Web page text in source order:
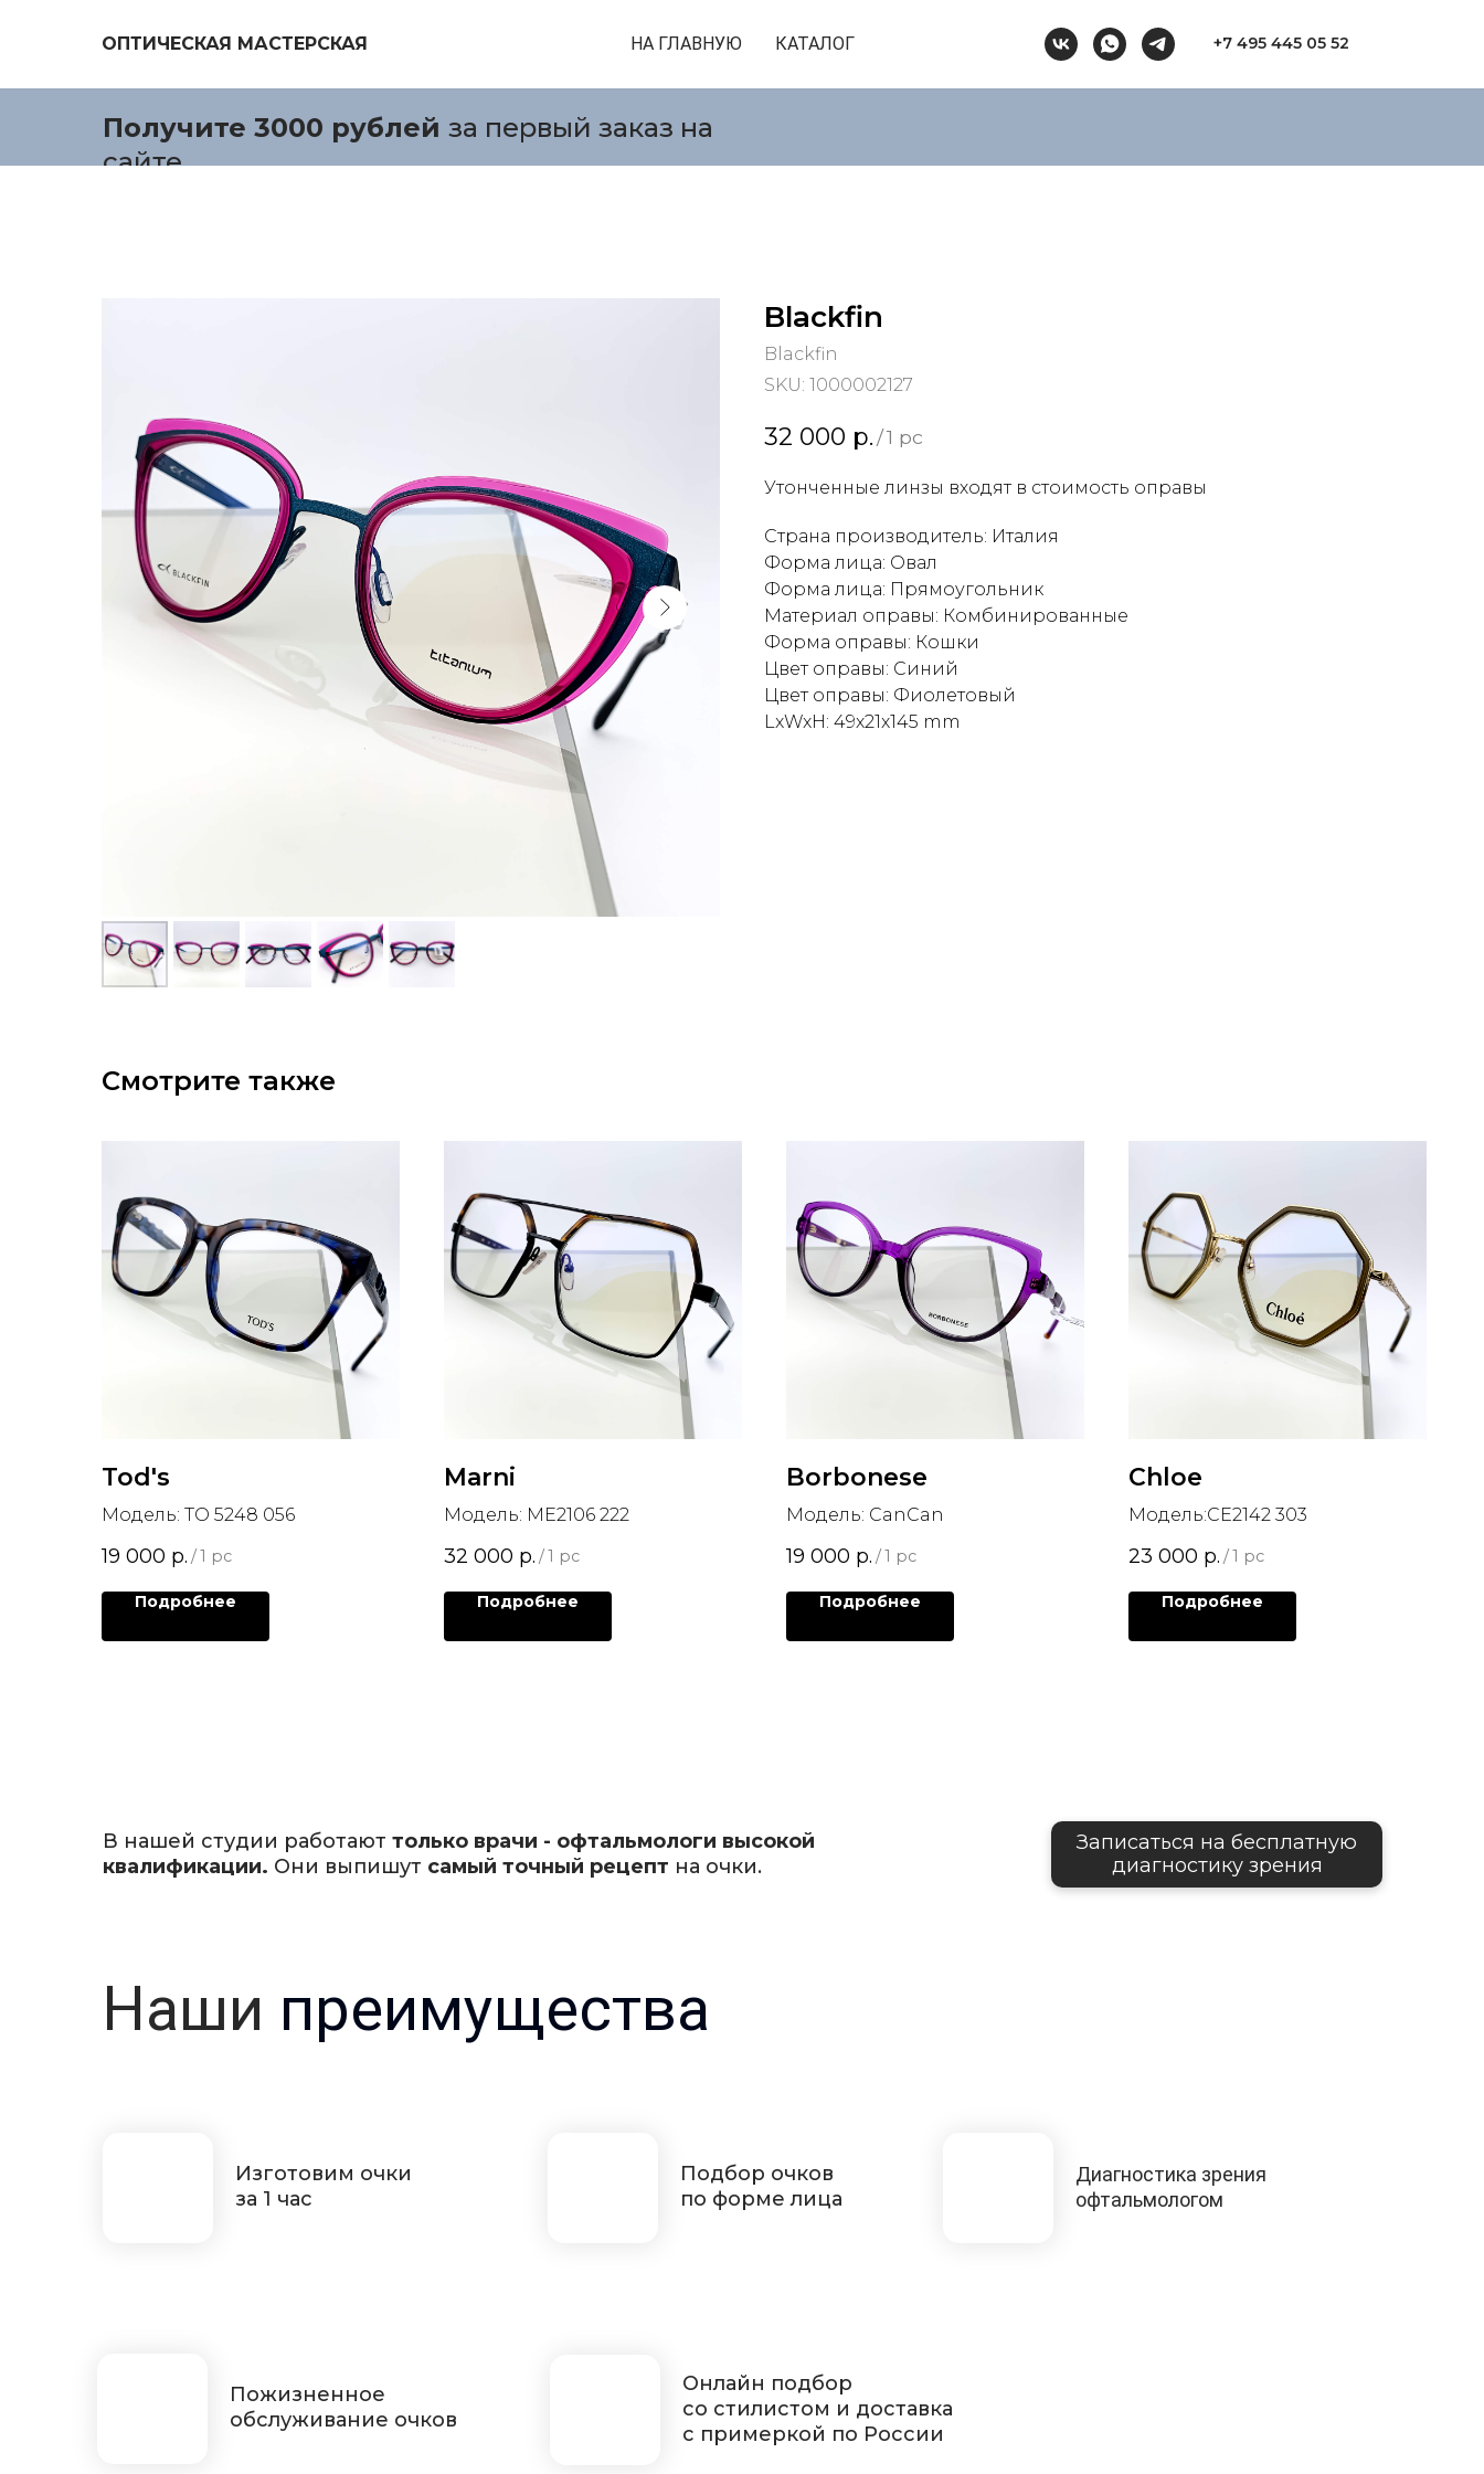
ОПТИЧЕСКАЯ МАСТЕРСКАЯ НА ГЛАВНУЮ КАТАЛОГ +7 495 445 05 52
Получите 3000 рублей за первый заказ на
сайте.
Blackfin
Blackfin
SKU: 1000002127
32 000 р. /1 pc
Утонченные линзы входят в стоимость оправы
Страна производитель: Италия
Форма лица: Овал
Форма лица: Прямоугольник
Материал оправы: Комбинированные
Форма оправы: Кошки
Цвет оправы: Синий
Цвет оправы: Фиолетовый
LxWxH: 49x21x145 mm
Смотрите также
Tod's
Модель: TO 5248 056
19 000 р. /1 pc
Подробнее
Marni
Модель: ME2106 222
32 000 р. /1 pc
Подробнее
Borbonese
Модель: CanCan
19 000 р. /1 pc
Подробнее
Chloe
Модель:CE2142 303
23 000 р. /1 pc
Подробнее
В нашей студии работают только врачи - офтальмологи высокой
квалификации. Они выпишут самый точный рецепт на очки.
Записаться на бесплатную
диагностику зрения
Наши преимущества
Изготовим очки
за 1 час
Подбор очков
по форме лица
Пожизненное
обслуживание очков
Онлайн подбор
со стилистом и доставка
с примеркой по России
Диагностика зрения
офтальмологом